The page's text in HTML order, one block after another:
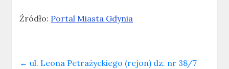
Źródło: Portal Miasta Gdynia
← ul. Leona Petrażyckiego (rejon) dz. nr 38/7